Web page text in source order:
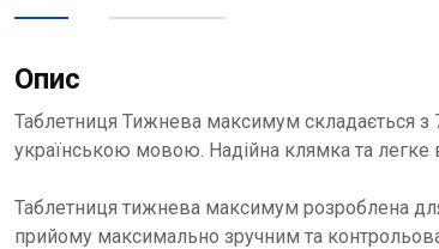
Опис
Таблетниця Тижнева максимум складається з
українською мовою. Надійна клямка та легке
Таблетниця тижнева максимум розроблена
прийому максимально зручним та